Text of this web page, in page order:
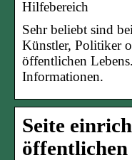
Hilfebereich
Sehr beliebt sind
Künstler, Politiker
öffentlichen
Informationen.
Seite
öffentlichen